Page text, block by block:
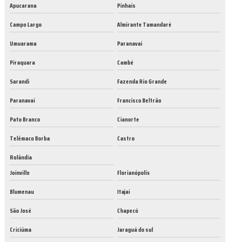
Apucarana
Pinhais
Campo Largo
Almirante Tamandaré
Umuarama
Paranavaí
Piraquara
Cambé
Sarandi
Fazenda Rio Grande
Paranavaí
Francisco Beltrão
Pato Branco
Cianorte
Telêmaco Borba
Castro
Rolândia
Joinville
Florianópolis
Blumenau
Itajaí
São José
Chapecó
Criciúma
Jaraguá do sul